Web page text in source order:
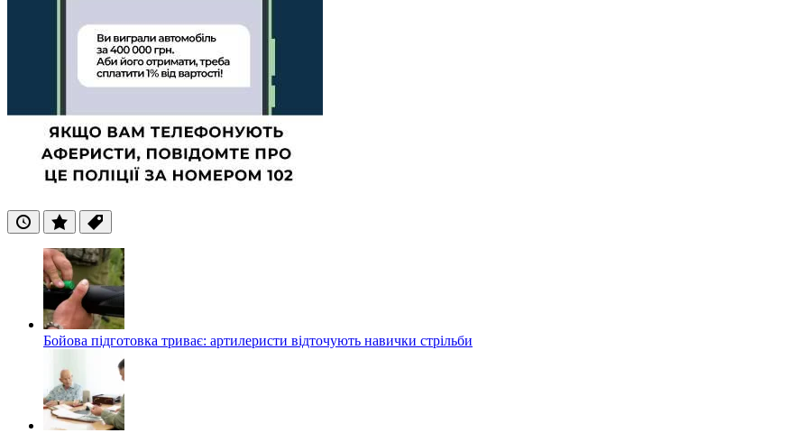
ОстанніПопулярні
Теги
Бойова підготовка триває: артилеристи відточують навички стрільби